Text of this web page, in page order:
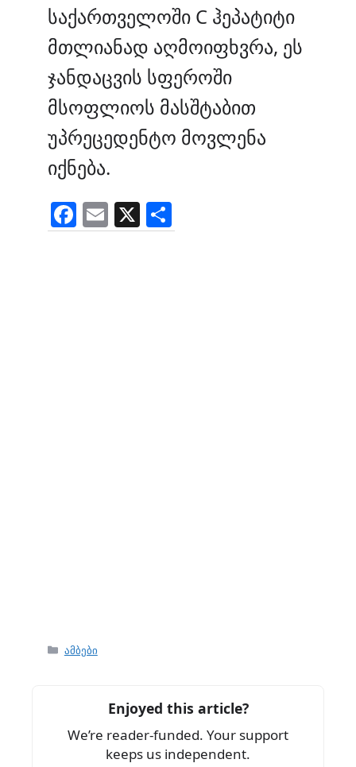
საქართველოში C ჰეპატიტი
მთლიანად აღმოიფხვრა, ეს
ჯანდაცვის სფეროში
მსოფლიოს მასშტაბით
უპრეცედენტო მოვლენა
იქნება.
F
a
E
m
X
h
Categories
ამბები
Enjoyed this article?
We’re reader-funded. Your support
keeps us independent.